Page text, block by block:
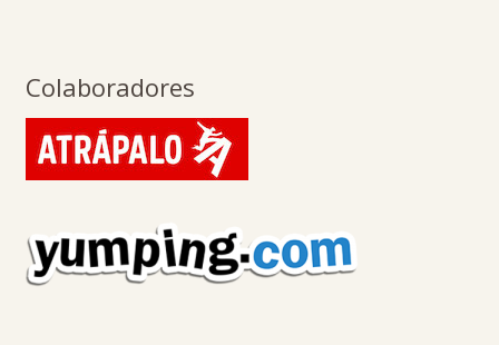
Colaboradores